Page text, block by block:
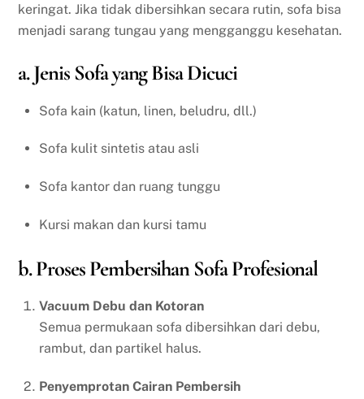
keringat. Jika tidak dibersihkan secara rutin, sofa bisa
menjadi sarang tungau yang mengganggu kesehatan.
a. Jenis Sofa yang Bisa Dicuci
Sofa kain (katun, linen, beludru, dll.)
Sofa kulit sintetis atau asli
Sofa kantor dan ruang tunggu
Kursi makan dan kursi tamu
b. Proses Pembersihan Sofa Profesional
Vacuum Debu dan Kotoran
Semua permukaan sofa dibersihkan dari debu,
rambut, dan partikel halus.
Penyemprotan Cairan Pembersih